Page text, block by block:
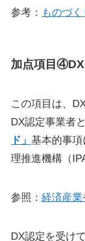
参考： ものづ
加点項目
この項目は、
DX認定事業者と
ド」 基本的事
理推進機構（
参照： 経済産
​​DX認定を受け